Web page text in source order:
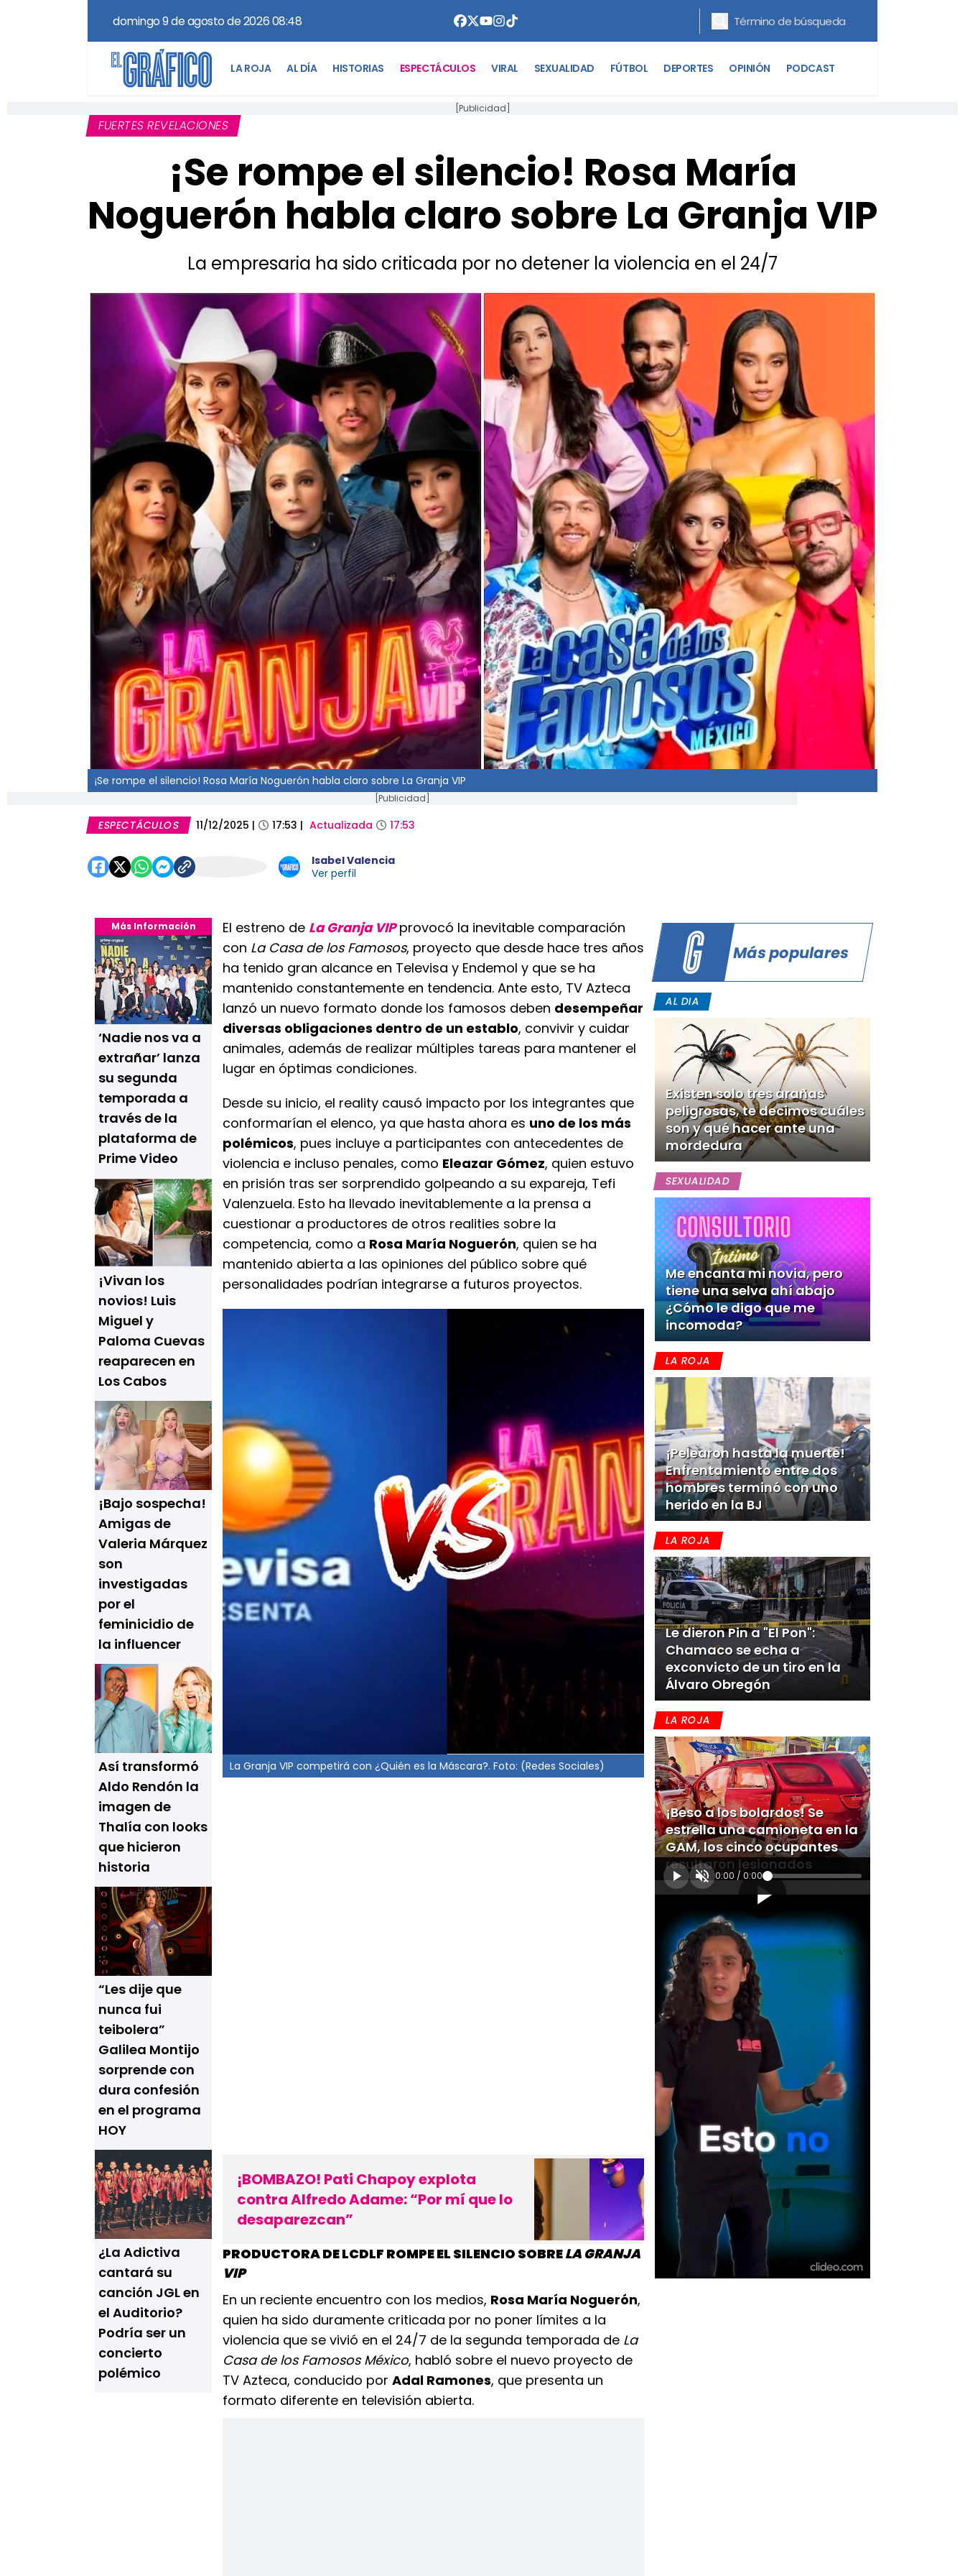
domingo 9 de agosto de 2026 08:48
LA ROJA AL DÍA HISTORIAS ESPECTÁCULOS VIRAL SEXUALIDAD FÚTBOL DEPORTES OPINIÓN PODCAST
[Publicidad]
FUERTES REVELACIONES
¡Se rompe el silencio! Rosa María
Noguerón habla claro sobre La Granja VIP
La empresaria ha sido criticada por no detener la violencia en el 24/7
¡Se rompe el silencio! Rosa María Noguerón habla claro sobre La Granja VIP
[Publicidad]
ESPECTÁCULOS 11/12/2025 | 17:53 | Actualizada 17:53
Isabel Valencia
Ver perfil
Más Información
‘Nadie nos va a
extrañar’ lanza
su segunda
temporada a
través de la
plataforma de
Prime Video
¡Vivan los
novios! Luis
Miguel y
Paloma Cuevas
reaparecen en
Los Cabos
¡Bajo sospecha!
Amigas de
Valeria Márquez
son
investigadas
por el
feminicidio de
la influencer
Así transformó
Aldo Rendón la
imagen de
Thalía con looks
que hicieron
historia
“Les dije que
nunca fui
teibolera”
Galilea Montijo
sorprende con
dura confesión
en el programa
HOY
¿La Adictiva
cantará su
canción JGL en
el Auditorio?
Podría ser un
concierto
polémico
El estreno de La Granja VIPprovocó la inevitable comparación
con La Casa de los Famosos, proyecto que desde hace tres años
ha tenido gran alcance en Televisa y Endemol y que se ha
mantenido constantemente en tendencia. Ante esto, TV Azteca
lanzó un nuevo formato donde los famosos deben desempeñar
diversas obligaciones dentro de un establo, convivir y cuidar
animales, además de realizar múltiples tareas para mantener el
lugar en óptimas condiciones.
Desde su inicio, el reality causó impacto por los integrantes que
conformarían el elenco, ya que hasta ahora es uno de los más
polémicos, pues incluye a participantes con antecedentes de
violencia e incluso penales, como Eleazar Gómez, quien estuvo
en prisión tras ser sorprendido golpeando a su expareja, Tefi
Valenzuela. Esto ha llevado inevitablemente a la prensa a
cuestionar a productores de otros realities sobre la
competencia, como a Rosa María Noguerón, quien se ha
mantenido abierta a las opiniones del público sobre qué
personalidades podrían integrarse a futuros proyectos.
La Granja VIP competirá con ¿Quién es la Máscara?. Foto: (Redes Sociales)
¡BOMBAZO! Pati Chapoy explota
contra Alfredo Adame: “Por mí que lo
desaparezcan”
PRODUCTORA DE LCDLF ROMPE EL SILENCIO SOBRELA GRANJA
VIP
En un reciente encuentro con los medios, Rosa María Noguerón,
quien ha sido duramente criticada por no poner límites a la
violencia que se vivió en el 24/7 de la segunda temporada de La
Casa de los Famosos México, habló sobre el nuevo proyecto de
TV Azteca, conducido por Adal Ramones, que presenta un
formato diferente en televisión abierta.
Más populares
AL DIA
Existen solo tres arañas
peligrosas, te decimos cuáles
son y qué hacer ante una
mordedura
SEXUALIDAD
Me encanta mi novia, pero
tiene una selva ahí abajo
¿Cómo le digo que me
incomoda?
LA ROJA
¡Pelearon hasta la muerte!
Enfrentamiento entre dos
hombres terminó con uno
herido en la BJ
LA ROJA
Le dieron Pin a "El Pon":
Chamaco se echa a
exconvicto de un tiro en la
Álvaro Obregón
LA ROJA
¡Beso a los bolardos! Se
estrella una camioneta en la
GAM, los cinco ocupantes
resultaron lesionados
0:00 / 0:00
[Publicidad]